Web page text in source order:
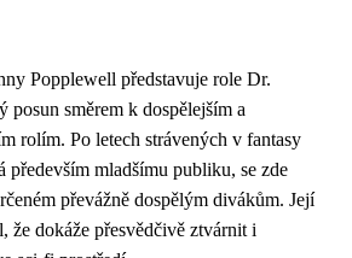
Popplewell představuje role Dr.
posun směrem k dospělejším a
rolím. Po letech strávených v fantasy
především mladšímu publiku, se zde
převážně dospělým divákům. Její
že dokáže přesvědčivě ztvárnit i